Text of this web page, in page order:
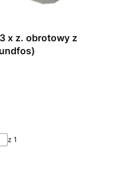
x z. obrotowy z
z 1